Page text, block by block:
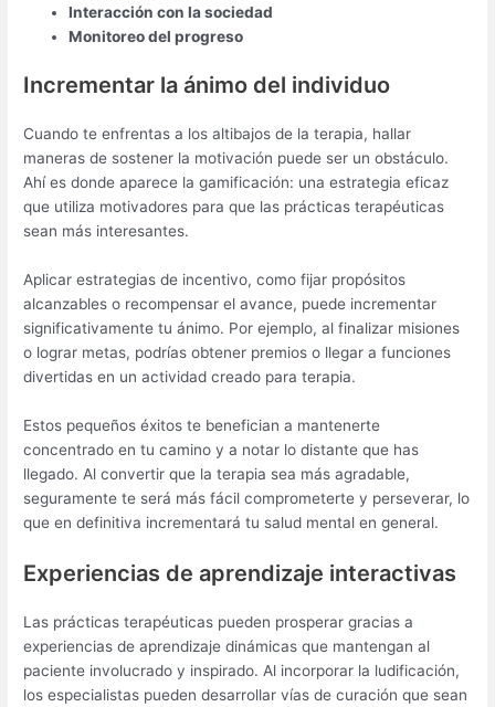
Interacción con la sociedad
Monitoreo del progreso
Incrementar la ánimo del individuo
Cuando te enfrentas a los altibajos de la terapia, hallar
maneras de sostener la motivación puede ser un obstáculo.
Ahí es donde aparece la gamificación: una estrategia eficaz
que utiliza motivadores para que las prácticas terapéuticas
sean más interesantes.
Aplicar estrategias de incentivo, como fijar propósitos
alcanzables o recompensar el avance, puede incrementar
significativamente tu ánimo. Por ejemplo, al finalizar misiones
o lograr metas, podrías obtener premios o llegar a funciones
divertidas en un actividad creado para terapia.
Estos pequeños éxitos te benefician a mantenerte
concentrado en tu camino y a notar lo distante que has
llegado. Al convertir que la terapia sea más agradable,
seguramente te será más fácil comprometerte y perseverar, lo
que en definitiva incrementará tu salud mental en general.
Experiencias de aprendizaje interactivas
Las prácticas terapéuticas pueden prosperar gracias a
experiencias de aprendizaje dinámicas que mantengan al
paciente involucrado y inspirado. Al incorporar la ludificación,
los especialistas pueden desarrollar vías de curación que sean